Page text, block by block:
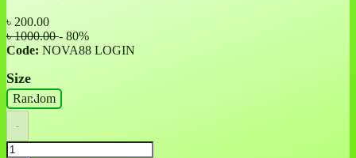
৳ 200.00
৳ 1000.00- 80%
Code: NOVA88 LOGIN
Size
Random
-